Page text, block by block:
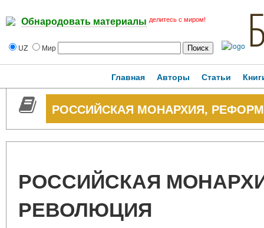
Обнародовать материалы делитесь с миром!
UZ Мир
Главная Авторы Статьи
РОССИЙСКАЯ МОНАРХИЯ,
РОССИЙСКАЯ
РЕВОЛЮЦИЯ